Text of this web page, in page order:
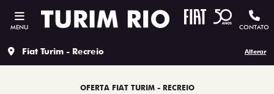
MENU CONTATO
Fiat Turim - Recreio Alterar
OFERTA FIAT TURIM - RECREIO